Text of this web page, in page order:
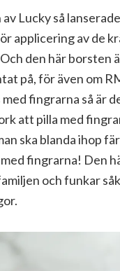
Lucky så
applicering av de
den här borsten
på, för även om
fingrarna så är
att pilla med
ska blanda ihop
fingrarna! Den
och funkar